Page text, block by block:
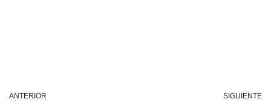
ANTERIOR SIGUIENTE